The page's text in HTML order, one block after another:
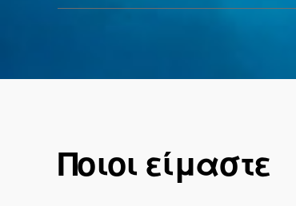
Ποιοι είμαστε